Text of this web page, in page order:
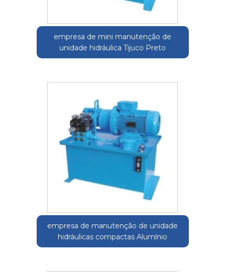
empresa de mini manutenção de
unidade hidráulica Tijuco Preto
empresa de manutenção de unidade
hidráulicas compactas Alumínio